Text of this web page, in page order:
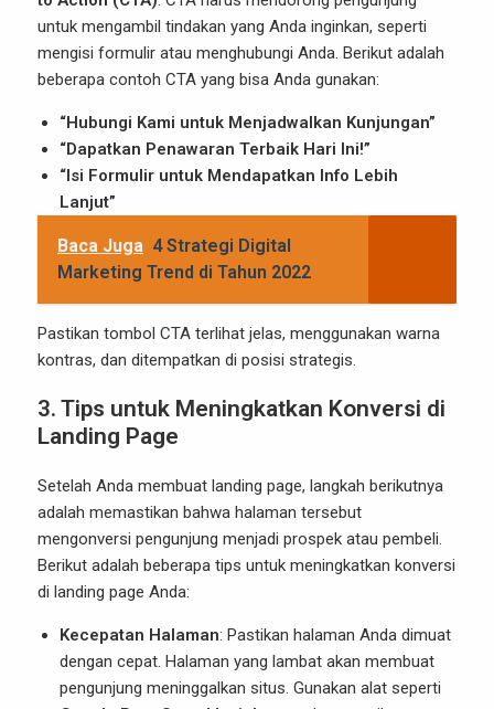
untuk mengambil tindakan yang Anda inginkan, seperti
mengisi formulir atau menghubungi Anda. Berikut adalah
beberapa contoh CTA yang bisa Anda gunakan:
“Hubungi Kami untuk Menjadwalkan Kunjungan”
“Dapatkan Penawaran Terbaik Hari Ini!”
“Isi Formulir untuk Mendapatkan Info Lebih
Lanjut”
Baca Juga 4 Strategi Digital
Marketing Trend di Tahun 2022
Pastikan tombol CTA terlihat jelas, menggunakan warna
kontras, dan ditempatkan di posisi strategis.
3. Tips untuk Meningkatkan Konversi di
Landing Page
Setelah Anda membuat landing page, langkah berikutnya
adalah memastikan bahwa halaman tersebut
mengonversi pengunjung menjadi prospek atau pembeli.
Berikut adalah beberapa tips untuk meningkatkan konversi
di landing page Anda:
Kecepatan Halaman: Pastikan halaman Anda dimuat
dengan cepat. Halaman yang lambat akan membuat
pengunjung meninggalkan situs. Gunakan alat seperti